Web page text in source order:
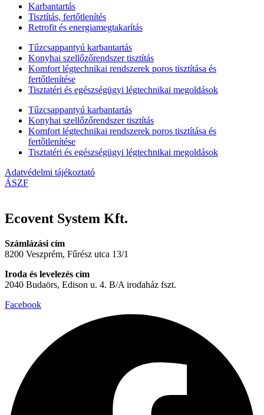
Karbantartás
Tisztítás, fertőtlenítés
Retrofit és energiamegtakarítás
Tűzcsappantyú karbantartás
Konyhai szellőzőrendszer tisztítás
Komfort légtechnikai rendszerek poros tisztítása és
fertőtlenítése
Tisztatéri és egészségügyi légtechnikai megoldások
Tűzcsappantyú karbantartás
Konyhai szellőzőrendszer tisztítás
Komfort légtechnikai rendszerek poros tisztítása és
fertőtlenítése
Tisztatéri és egészségügyi légtechnikai megoldások
Adatvédelmi tájékoztató
ÁSZF
Ecovent System Kft.
Számlázási cím
8200 Veszprém, Fűrész utca 13/1
Iroda és levelezés cím
2040 Budaörs, Edison u. 4. B/A irodaház fszt.
Facebook